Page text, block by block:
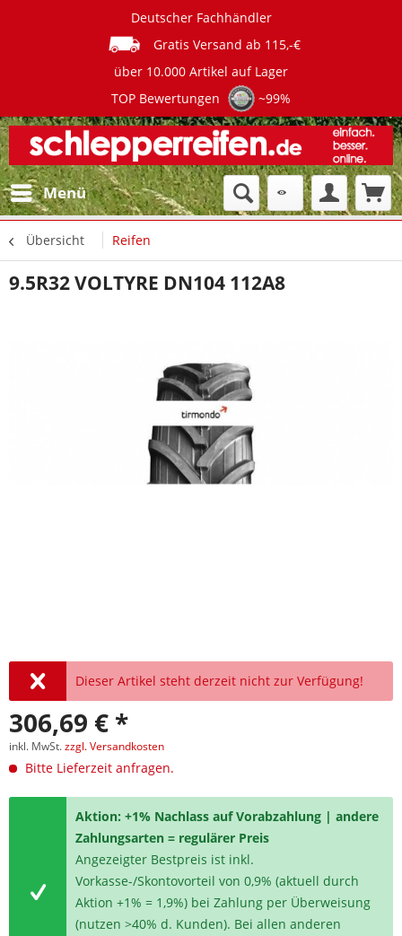
Deutscher Fachhändler
Gratis Versand ab 115,-€
über 10.000 Artikel auf Lager
TOP Bewertungen
~99%
Menü
Übersicht Reifen
9.5R32 VOLTYRE DN104 112A8
Dieser Artikel steht derzeit nicht zur Verfügung!
306,69 € *
inkl. MwSt.zzgl. Versandkosten
Bitte Lieferzeit anfragen.
Aktion: +1% Nachlass auf Vorabzahlung | andere
Zahlungsarten = regulärer Preis
Angezeigter Bestpreis ist inkl.
Vorkasse-/Skontovorteil von 0,9% (aktuell durch
Aktion +1% = 1,9%) bei Zahlung per Überweisung
(nutzen >40% d. Kunden). Bei allen anderen